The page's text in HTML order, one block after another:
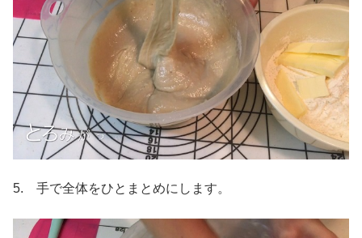
5. 手で全体をひとまとめにします。